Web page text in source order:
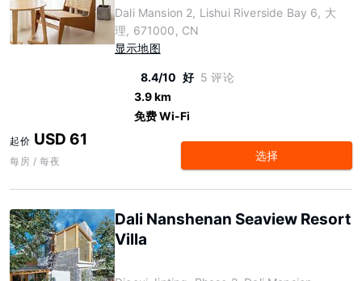
Dali Mansion 2, Lishui Riverside Bay 6, 大
理, 671000, CN
显示地图
8.4/10 好 5 评论
3.9 km
免费 Wi-Fi
起价 USD 61
每房 / 每夜 选择
Dali Nanshenan Seaview Resort
Villa